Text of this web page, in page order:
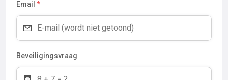
Email *
Beveiligingsvraag